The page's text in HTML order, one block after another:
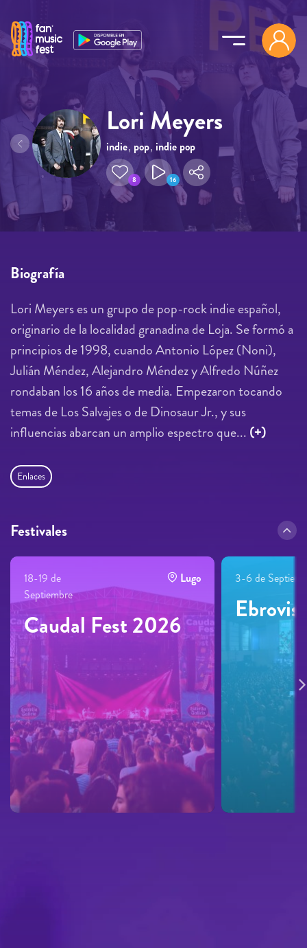
Lori Meyers
indie, pop, indie pop
8 16
Biografía
Lori Meyers es un grupo de pop-rock indie español,
originario de la localidad granadina de Loja. Se formó a
principios de 1998, cuando Antonio López (Noni),
Julián Méndez, Alejandro Méndez y Alfredo Núñez
rondaban los 16 años de media. Empezaron tocando
temas de Los Salvajes o de Dinosaur Jr., y sus
influencias abarcan un amplio espectro que... (+)
Enlaces
Festivales
18-19 de
Septiembre
Lugo
Caudal Fest 2026
3-6 de